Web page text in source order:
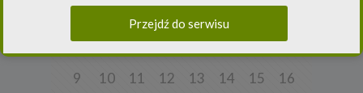
1 2 3 4 5 6 7
8
9
10 11 12 13 14 15
16
10 maja 2018 roku o ochronie danych osobowych („
Niniejsza Polityka dotyczy przetwarzania danych osobowych,
których administratorem jest Cleaner Energy spółka z ograniczoną
Przejdź do serwisu